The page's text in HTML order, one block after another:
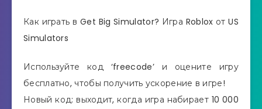
Как играть в Get Big Simulator? Игра Roblox от US
Simulators
Используйте код ‘freecode’ и оцените игру
бесплатно, чтобы получить ускорение в игре!
Новый код: выходит, когда игра набирает 10 000